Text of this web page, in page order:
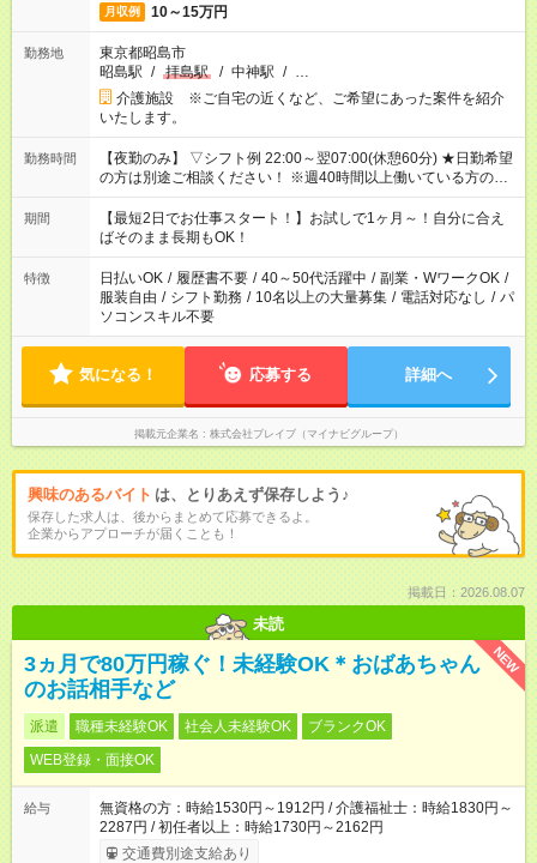
月収例 10～15万円
勤務地
東京都昭島市
昭島駅 / 拝島駅 / 中神駅 / …
介護施設 ※ご自宅の近くなど、ご希望にあった案件を紹介
いたします。
勤務時間
【夜勤のみ】 ▽シフト例 22:00～翌07:00(休憩60分) ★日勤希望
の方は別途ご相談ください！ ※週40時間以上働いている方のW
ワークはNG
期間
【最短2日でお仕事スタート！】お試しで1ヶ月～！自分に合え
ばそのまま長期もOK！
特徴 日払いOK / 履歴書不要 / 40～50代活躍中 / 副業・WワークOK /
服装自由 / シフト勤務 / 10名以上の大量募集 / 電話対応なし / パ
ソコンスキル不要
気になる！ 応募する 詳細へ
掲載元企業名 株式会社ブレイブ（マイナビグループ）
興味のあるバイト は、とりあえず保存しよう♪
保存した求人は、後からまとめて応募できるよ。
企業からアプローチが届くことも！
掲載日：2026.08.07
未読
NEW
3ヵ月で80万円稼ぐ！未経験OK＊おばあちゃん
のお話相手など
派遣 職種未経験OK 社会人未経験OK
ブランクOK
WEB登録・面接OK
給与
無資格の方：時給1530円～1912円 / 介護福祉士：時給1830円～
2287円 / 初任者以上：時給1730円～2162円
交通費別途支給あり